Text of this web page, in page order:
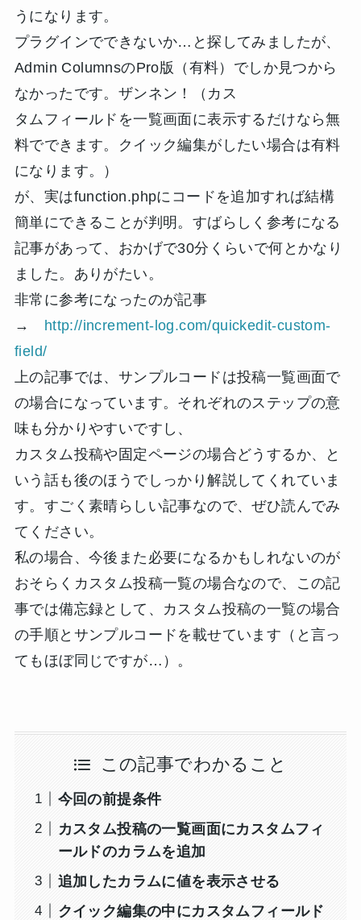
うになります。
プラグインでできないか…と探してみましたが、
Admin ColumnsのPro版（有料）でしか見つから
なかったです。ザンネン！（カス
タムフィールドを一覧画面に表示するだけなら無
料でできます。クイック編集がしたい場合は有料
になります。）
が、実はfunction.phpにコードを追加すれば結構
簡単にできることが判明。すばらしく参考になる
記事があって、おかげで30分くらいで何とかなり
ました。ありがたい。
非常に参考になったのが記事
→
http://increment-log.com/quickedit-custom-
field/
上の記事では、サンプルコードは投稿一覧画面で
の場合になっています。それぞれのステップの意
味も分かりやすいですし、
カスタム投稿や固定ページの場合どうするか、と
いう話も後のほうでしっかり解説してくれていま
す。すごく素晴らしい記事なので、ぜひ読んでみ
てください。
私の場合、今後また必要になるかもしれないのが
おそらくカスタム投稿一覧の場合なので、この記
事では備忘録として、カスタム投稿の一覧の場合
の手順とサンプルコードを載せています（と言っ
てもほぼ同じですが…）。
この記事でわかること
今回の前提条件
カスタム投稿の一覧画面にカスタムフィ
ールドのカラムを追加
追加したカラムに値を表示させる
クイック編集の中にカスタムフィールド